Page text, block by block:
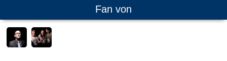
Fan von